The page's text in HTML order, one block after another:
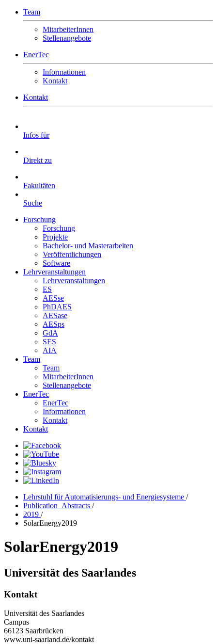
Team
MitarbeiterInnen
Stellenangebote
EnerTec
Informationen
Kontakt
Kontakt
Infos für
Direkt zu
Fakultäten
Suche
Forschung
Forschung
Projekte
Bachelor- und Masterarbeiten
Veröffentlichungen
Software
Lehrveranstaltungen
Lehrveranstaltungen
ES
AESse
PhDAES
AESase
AESps
GdA
SES
AIA
Team
Team
MitarbeiterInnen
Stellenangebote
EnerTec
EnerTec
Informationen
Kontakt
Kontakt
Lehrstuhl für Automatisierungs- und Energiesysteme /
Publication_Abstracts /
2019 /
SolarEnergy2019
SolarEnergy2019
Universität des Saarlandes
Kontakt
Universität des Saarlandes
Campus
66123 Saarbrücken
www.uni-saarland.de/kontakt